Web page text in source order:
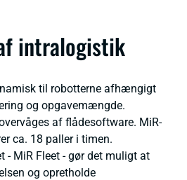
intralogistik
til robotterne afhængigt
og opgavemængde.
af flådesoftware. MiR-
ca. 18 paller i timen.
- MiR Fleet - gør det muligt at
og opretholde